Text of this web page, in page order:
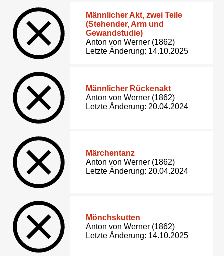
Männlicher Akt, zwei Teile
(Stehender, Arm und
Gewandstudie)
Anton von Werner (1862)
Letzte Änderung: 14.10.2025
Männlicher Rückenakt
Anton von Werner (1862)
Letzte Änderung: 20.04.2024
Märchentanz
Anton von Werner (1862)
Letzte Änderung: 20.04.2024
Mönchskutten
Anton von Werner (1862)
Letzte Änderung: 14.10.2025